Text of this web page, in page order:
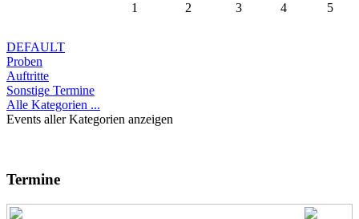
1
2 3 4 5
DEFAULT
Proben
Auftritte
Sonstige Termine
Alle Kategorien ...
Events aller Kategorien anzeigen
Termine